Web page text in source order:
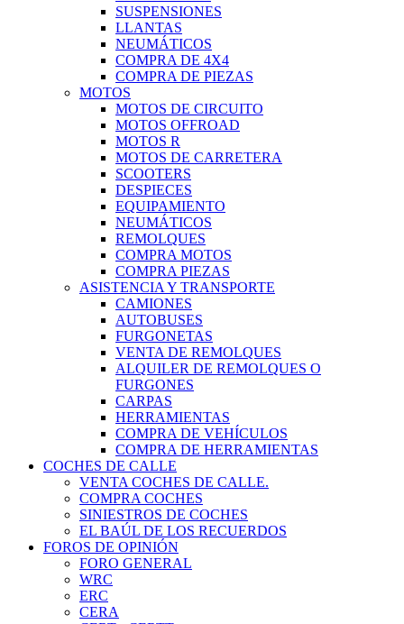
SUSPENSIONES
LLANTAS
NEUMÁTICOS
COMPRA DE 4X4
COMPRA DE PIEZAS
MOTOS
MOTOS DE CIRCUITO
MOTOS OFFROAD
MOTOS R
MOTOS DE CARRETERA
SCOOTERS
DESPIECES
EQUIPAMIENTO
NEUMÁTICOS
REMOLQUES
COMPRA MOTOS
COMPRA PIEZAS
ASISTENCIA Y TRANSPORTE
CAMIONES
AUTOBUSES
FURGONETAS
VENTA DE REMOLQUES
ALQUILER DE REMOLQUES O
FURGONES
CARPAS
HERRAMIENTAS
COMPRA DE VEHÍCULOS
COMPRA DE HERRAMIENTAS
COCHES DE CALLE
VENTA COCHES DE CALLE.
COMPRA COCHES
SINIESTROS DE COCHES
EL BAÚL DE LOS RECUERDOS
FOROS DE OPINIÓN
FORO GENERAL
WRC
ERC
CERA